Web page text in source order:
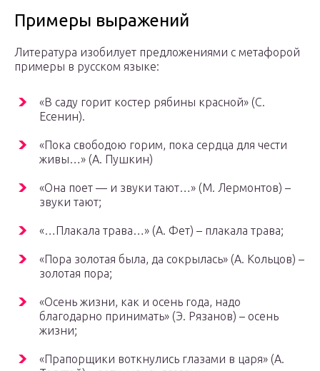
Примеры выражений
Литература изобилует предложениями с метафорой
примеры в русском языке:
«В саду горит костер рябины красной» (С.
Есенин).
«Пока свободою горим, пока сердца для чести
живы…» (А. Пушкин)
«Она поет — и звуки тают…» (М. Лермонтов) –
звуки тают;
«…Плакала трава…» (А. Фет) – плакала трава;
«Пора золотая была, да сокрылась» (А. Кольцов) –
золотая пора;
«Осень жизни, как и осень года, надо
благодарно принимать» (Э. Рязанов) – осень
жизни;
«Прапорщики воткнулись глазами в царя» (А.